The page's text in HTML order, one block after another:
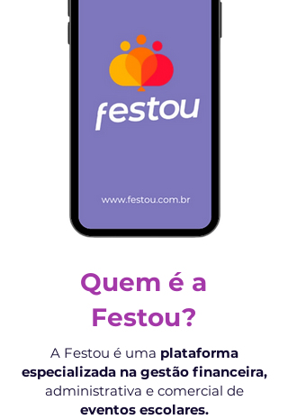
Quem é a
Festou?
A Festou é uma plataforma
especializada na gestão financeira,
administrativa e comercial de
eventos escolares.